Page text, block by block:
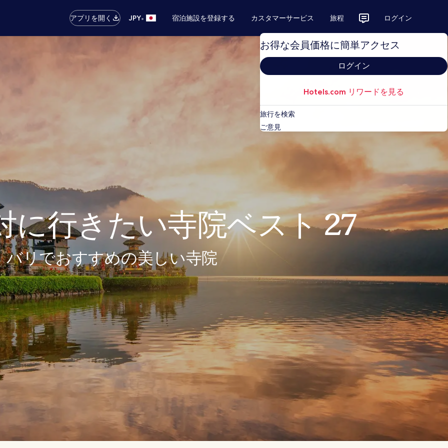
アプリを開く JPY• 宿泊施設を登録する カスタマーサービス 旅程 ログイン
お得な会員価格に簡単アクセス
ログイン
Hotels.com リワードを見る
旅行を検索
ご意見
に行きたい寺院ベスト 27
バリでおすすめの美しい寺院